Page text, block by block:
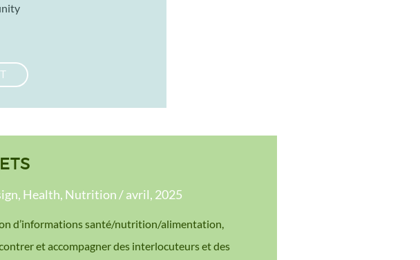
Health, Nutrition / avril, 2025
d’informations santé/nutrition/alimentation,
et accompagner des interlocuteurs et des